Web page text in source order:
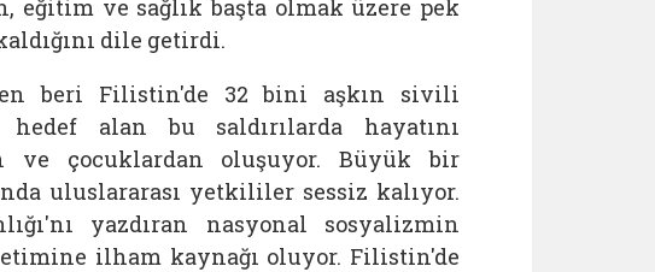
eğitim ve sağlık başta olmak üzere pek
dile getirdi.
beri Filistin'de 32 bini aşkın sivili
alan bu saldırılarda hayatını
ve çocuklardan oluşuyor. Büyük bir
uluslararası yetkililer sessiz kalıyor.
yazdıran nasyonal sosyalizmin
ilham kaynağı oluyor. Filistin'de